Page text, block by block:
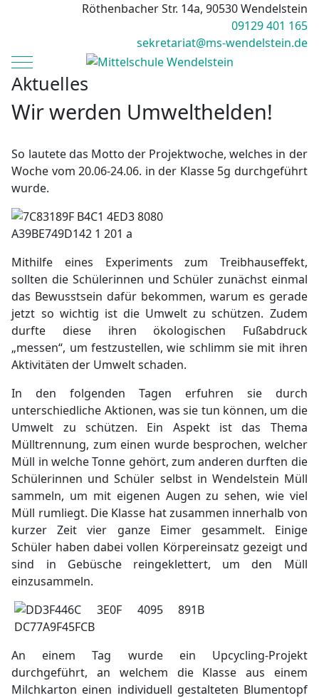
Röthenbacher Str. 14a, 90530 Wendelstein
09129 401 165
sekretariat@ms-wendelstein.de
Mobile Menu Toggle
Aktuelles
Wir werden Umwelthelden!
So lautete das Motto der Projektwoche, welches in der
Woche vom 20.06-24.06. in der Klasse 5g durchgeführt
wurde.
Mithilfe eines Experiments zum Treibhauseffekt,
sollten die Schülerinnen und Schüler zunächst einmal
das Bewusstsein dafür bekommen, warum es gerade
jetzt so wichtig ist die Umwelt zu schützen. Zudem
durfte diese ihren ökologischen Fußabdruck
„messen“, um festzustellen, wie schlimm sie mit ihren
Aktivitäten der Umwelt schaden.
In den folgenden Tagen erfuhren sie durch
unterschiedliche Aktionen, was sie tun können, um die
Umwelt zu schützen. Ein Aspekt ist das Thema
Mülltrennung, zum einen wurde besprochen, welcher
Müll in welche Tonne gehört, zum anderen durften die
Schülerinnen und Schüler selbst in Wendelstein Müll
sammeln, um mit eigenen Augen zu sehen, wie viel
Müll rumliegt. Die Klasse hat zusammen innerhalb von
kurzer Zeit vier ganze Eimer gesammelt. Einige
Schüler haben dabei vollen Körpereinsatz gezeigt und
sind in Gebüsche reingeklettert, um den Müll
einzusammeln.
An einem Tag wurde ein Upcycling-Projekt
durchgeführt, an welchem die Klasse aus einem
Milchkarton einen individuell gestalteten Blumentopf